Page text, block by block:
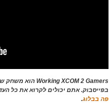
Working XCOM 2 Gamers הוא משחק שמתנהל בשיתוף קבוצת
בפייסבוק. אתם יכולים לקרוא את כל
פה בבלוג.